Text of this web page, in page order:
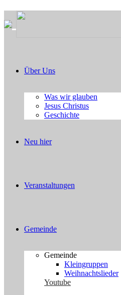
Über Uns
Was wir glauben
Jesus Christus
Geschichte
Neu hier
Veranstaltungen
Gemeinde
Gemeinde
Kleingruppen
Weihnachtslieder
Youtube